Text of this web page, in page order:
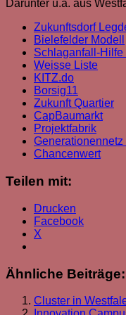
Darunter u.a. aus
Zukunftsdorf
Bielefelder Modell
Schlaganfall-Hilfe
Weisse Liste
KITZ.do
Borsig11
Zukunft Quartier
CapBaumarkt
Projektfabrik
Chancenwert
Teilen mit:
Drucken
Facebook
X
Ähnliche Beiträge:
Cluster in